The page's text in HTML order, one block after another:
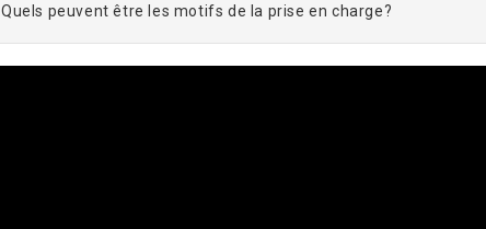
Quels peuvent être les motifs de la prise en charge?